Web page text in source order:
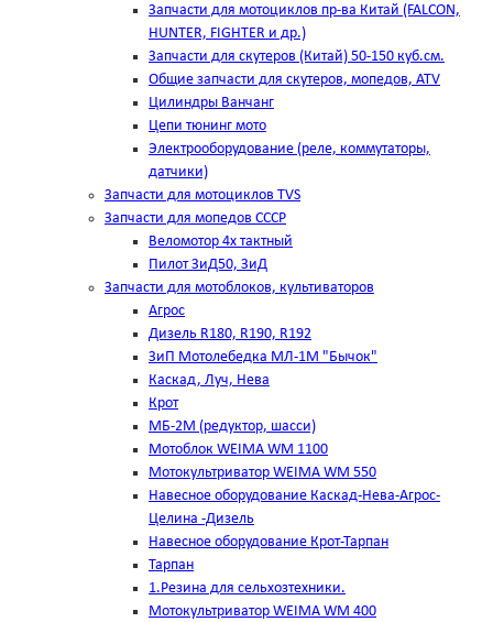
Запчасти для мотоциклов пр-ва Китай (FALCON,
HUNTER, FIGHTER и др.)
Запчасти для скутеров (Китай) 50-150 куб.см.
Общие запчасти для скутеров, мопедов, ATV
Цилиндры Ванчанг
Цепи тюнинг мото
Электрооборудование (реле, коммутаторы,
датчики)
Запчасти для мотоциклов TVS
Запчасти для мопедов СССР
Веломотор 4х тактный
Пилот ЗиД50, ЗиД
Запчасти для мотоблоков, культиваторов
Агрос
Дизель R180, R190, R192
ЗиП Мотолебедка МЛ-1М "Бычок"
Каскад, Луч, Нева
Крот
МБ-2М (редуктор, шасси)
Мотоблок WEIMA WM 1100
Мотокультриватор WEIMA WM 550
Навесное оборудование Каскад-Нева-Агрос-
Целина -Дизель
Навесное оборудование Крот-Тарпан
Тарпан
1.Резина для сельхозтехники.
Мотокультриватор WEIMA WM 400